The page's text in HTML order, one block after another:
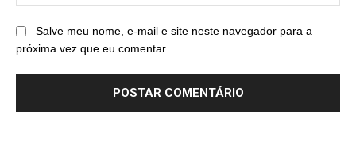
Salve meu nome, e-mail e site neste navegador para a
próxima vez que eu comentar.